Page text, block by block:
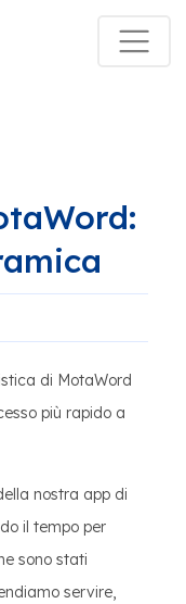
di MotaWord
più rapido a
nostra app di
il tempo per
sono stati
servire,